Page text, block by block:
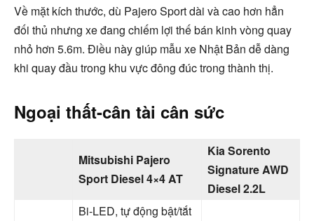
Về mặt kích thước, dù Pajero Sport dài và cao hơn hẳn
đối thủ nhưng xe đang chiếm lợi thế bán kinh vòng quay
nhỏ hơn 5.6m. Điều này giúp mẫu xe Nhật Bản dễ dàng
khi quay đầu trong khu vực đông đúc trong thành thị.
Ngoại thất-cân tài cân sức
Mitsubishi Pajero
Sport Diesel 4×4 AT
Kia Sorento
Signature AWD
Diesel 2.2L
Bi-LED, tự động bật/tắt